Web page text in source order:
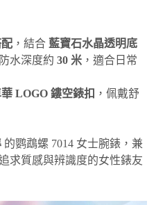
，結合 藍寶石水晶透明底
水深度約30 米 ，適合日常
LOGO 鏤空錶扣 ，佩戴舒
的鹦鵡螺 7014 女士腕錶，兼
求質感與辨識度的女性錶友